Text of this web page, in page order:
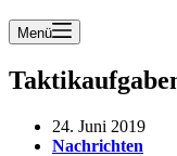
Menü
24. Juni 2019
Nachrichten